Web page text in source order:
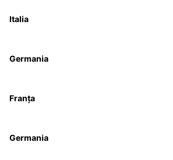
Italia
Germania
Franța
Germania